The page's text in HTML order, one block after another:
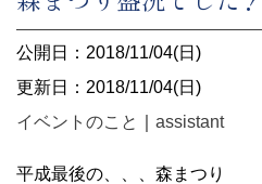
公開日：2018/11/04(日)
更新日：2018/11/04(日)
イベントのこと
assistant
平成最後の、、、森まつり